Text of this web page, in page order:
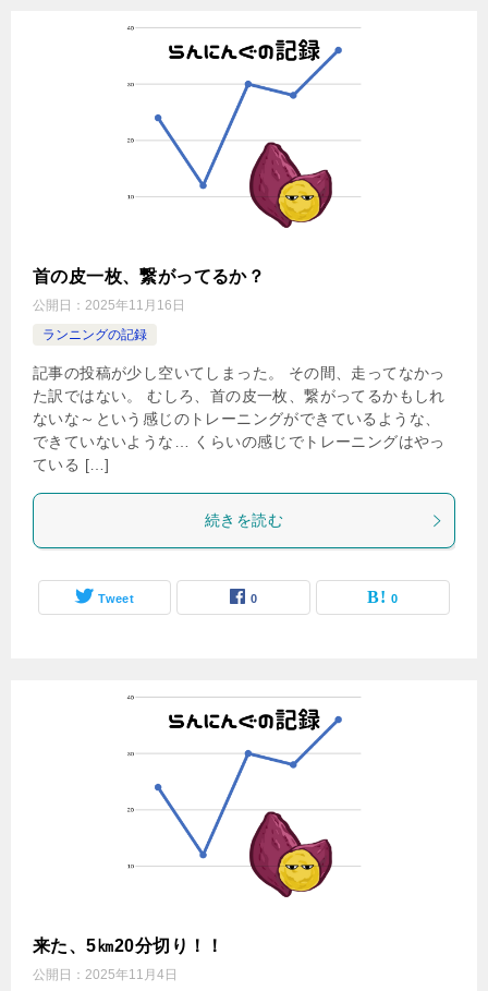
首の皮一枚、繋がってるか？
公開日： 2025年11月16日
ランニングの記録
記事の投稿が少し空いてしまった。 その間、走ってなかっ
た訳ではない。 むしろ、首の皮一枚、繋がってるかもしれ
ないな～という感じのトレーニングができているような、
できていないような… くらいの感じでトレーニングはやっ
ている […]
続きを読む
Tweet 0 0
来た、5㎞20分切り！！
公開日： 2025年11月4日